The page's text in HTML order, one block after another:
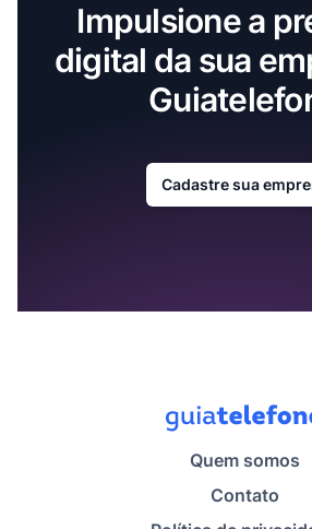
Impulsione a
digital da sua
Cadastre sua
Quem somos
Contato